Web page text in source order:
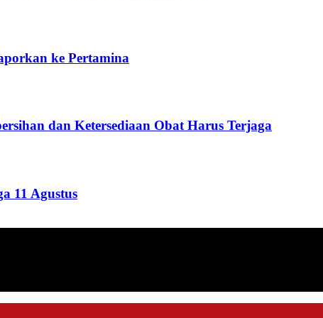
ke Pertamina
dan Ketersediaan Obat Harus Terjaga
11 Agustus